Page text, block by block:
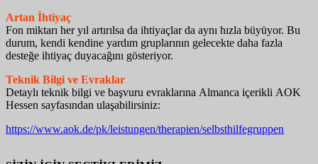
Artan İhtiyaç
Fon miktarı her yıl artırılsa da ihtiyaçlar da aynı hızla büyüyor. Bu
durum, kendi kendine yardım gruplarının gelecekte daha fazla
desteğe ihtiyaç duyacağını gösteriyor.
Teknik Bilgi ve Evraklar
Detaylı teknik bilgi ve başvuru evraklarına Almanca içerikli AOK
Hessen sayfasından ulaşabilirsiniz:
https://www.aok.de/pk/leistungen/therapien/selbsthilfegruppen